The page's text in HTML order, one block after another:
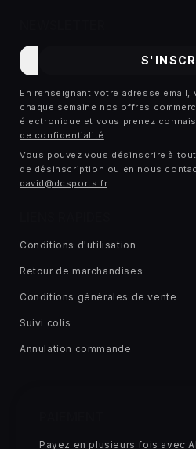
E-
mail
En renseignant votre adresse
chaque semaine nos offres
électronique et vous prenez
de confidentialité .
Vous pouvez vous désinscrire à
de désinscription ou en nous
david@dcsports.fr.
Conditions d'utilisation
Retour de marchandises
Conditions générales de vente
Suivi colis
Annulation commande
Payez en plusieurs fois avec